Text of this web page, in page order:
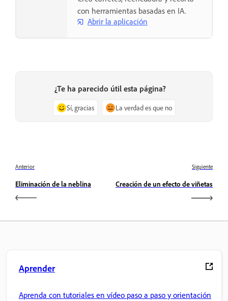
con herramientas basadas en IA.
Abrir la aplicación
¿Te ha parecido útil esta página?
Sí, gracias La verdad es que no
Anterior
Eliminación de la neblina
Siguiente
Creación de un efecto de viñetas
Aprender
Aprenda con tutoriales en vídeo paso a paso y orientación